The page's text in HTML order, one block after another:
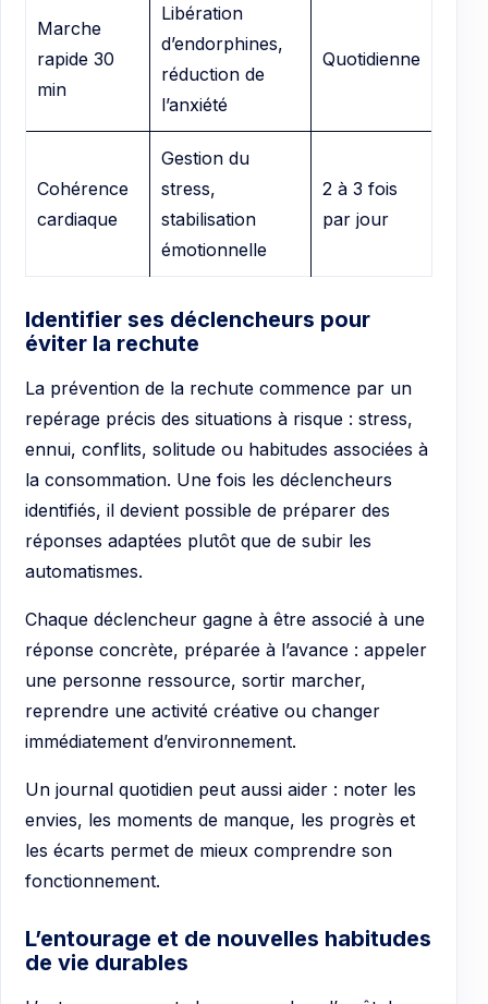
Marche
rapide 30
min
Libération
d’endorphines,
réduction de
l’anxiété
Quotidienne
Cohérence
cardiaque
Gestion du
stress,
stabilisation
émotionnelle
2 à 3 fois
par jour
Identifier ses déclencheurs pour
éviter la rechute
La prévention de la rechute commence par un
repérage précis des situations à risque : stress,
ennui, conflits, solitude ou habitudes associées à
la consommation. Une fois les déclencheurs
identifiés, il devient possible de préparer des
réponses adaptées plutôt que de subir les
automatismes.
Chaque déclencheur gagne à être associé à une
réponse concrète, préparée à l’avance : appeler
une personne ressource, sortir marcher,
reprendre une activité créative ou changer
immédiatement d’environnement.
Un journal quotidien peut aussi aider : noter les
envies, les moments de manque, les progrès et
les écarts permet de mieux comprendre son
fonctionnement.
L’entourage et de nouvelles habitudes
de vie durables